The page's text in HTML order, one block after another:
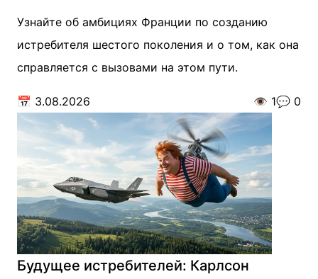
Узнайте об амбициях Франции по созданию
истребителя шестого поколения и о том, как она
справляется с вызовами на этом пути.
📅 3.08.2026 👁️ 1💬 0
Будущее истребителей: Карлсон